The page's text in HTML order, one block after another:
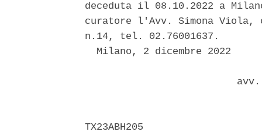
deceduta il 08.10.2022 a
curatore l'Avv. Simona
n.14, tel. 02.76001637.
  Milano, 2 dicembre 2022